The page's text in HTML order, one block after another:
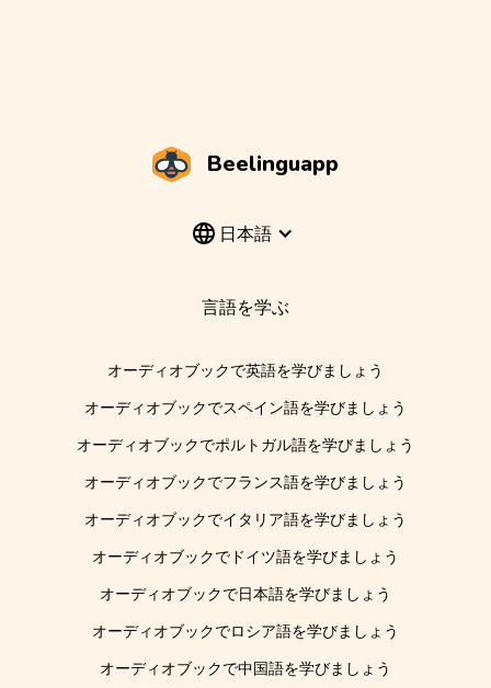
Beelinguapp
日本語
言語を学ぶ
オーディオブックで英語を学びましょう
オーディオブックでスペイン語を学びましょう
オーディオブックでポルトガル語を学びましょう
オーディオブックでフランス語を学びましょう
オーディオブックでイタリア語を学びましょう
オーディオブックでドイツ語を学びましょう
オーディオブックで日本語を学びましょう
オーディオブックでロシア語を学びましょう
オーディオブックで中国語を学びましょう